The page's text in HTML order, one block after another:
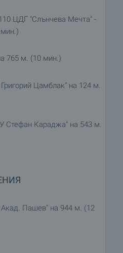
ЦДГ "Слънчева Мечта" -
765 м. (10 мин.)
Цамблак" на 124 м.
Стефан Караджа" на 543 м.
Пашев" на 944 м. (12